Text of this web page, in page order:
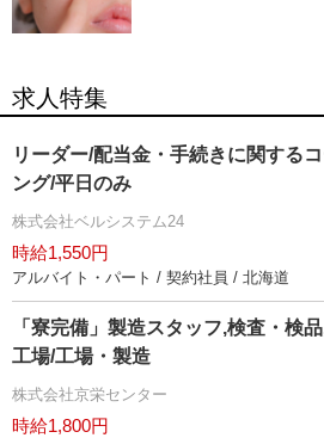
求人特集
リーダー/配当金・手続きに関する
ング/平日のみ
株式会社ベルシステム24
時給1,550円
アルバイト・パート / 契約社員 / 北海道
「寮完備」製造スタッフ,検査・検
工場/工場・製造
株式会社京栄センター
時給1,800円